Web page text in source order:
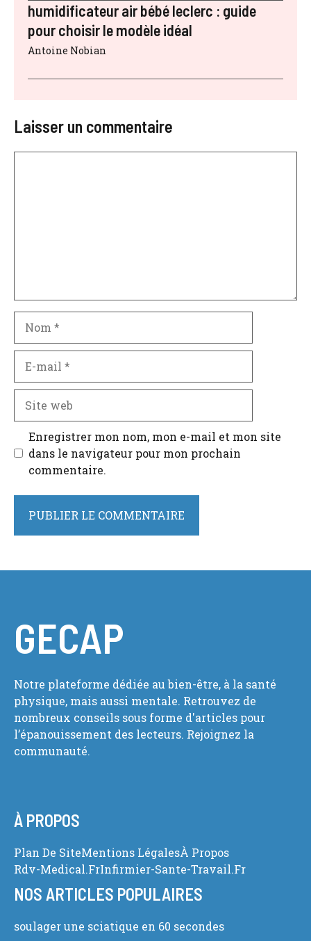
humidificateur air bébé leclerc : guide
pour choisir le modèle idéal
Antoine Nobian
Laisser un commentaire
mail
web
Enregistrer mon nom, mon e-mail et mon site
dans le navigateur pour mon prochain
commentaire.
GECAP
Notre plateforme dédiée au bien-être, à la santé
physique, mais aussi mentale. Retrouvez de
nombreux conseils sous forme d'articles pour
l’épanouissement des lecteurs. Rejoignez la
communauté.
À PROPOS
Plan De SiteMentions LégalesÀ Propos
Rdv-Medical.frInfirmier-Sante-Travail.fr
NOS ARTICLES POPULAIRES
soulager une sciatique en 60 secondes